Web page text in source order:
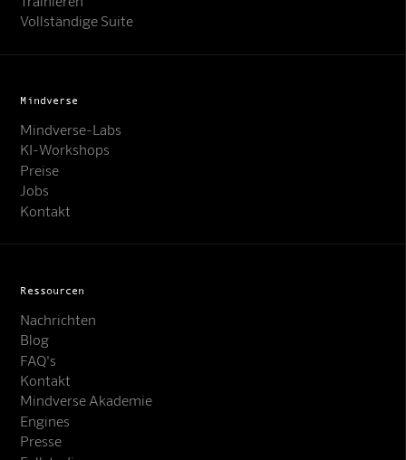
Online · KI-Assistent
Vollständige Suite
Mindverse
Mindverse-Labs
KI-Workshops
Preise
Jobs
Kontakt
Ressourcen
Nachrichten
Blog
FAQ's
Kontakt
Mindverse Akademie
Engines
Presse